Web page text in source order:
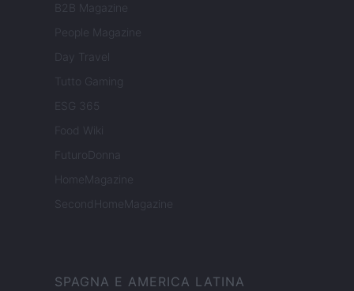
B2B Magazine
People Magazine
Day Travel
Tutto Gaming
ESG 365
Food Wiki
FuturoDonna
HomeMagazine
SecondHomeMagazine
SPAGNA E AMERICA LATINA